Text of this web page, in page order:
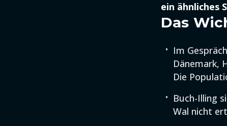
ein ähnliches
Das
Im
Dänemark,
Die
Buch-Illing
Wal nicht